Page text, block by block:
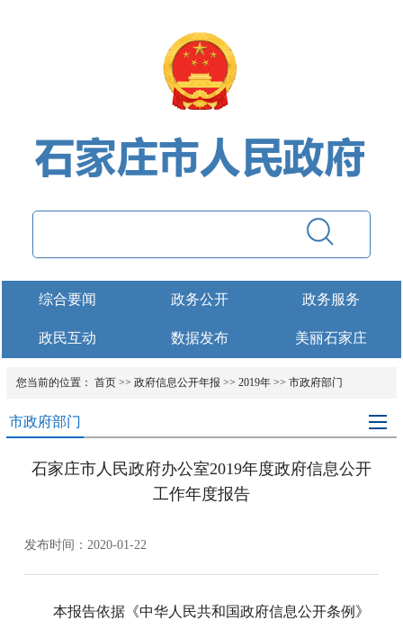
综合要闻 政务公开 政务服务
政民互动 数据发布 美丽石家庄
您当前的位置： 首页 >> 政府信息公开年报 >> 2019年>> 市政府部门
市政府部门
石家庄市人民政府办公室2019年度政府信息公开
工作年度报告
发布时间：2020-01-22
本报告依据《中华人民共和国政府信息公开条例》